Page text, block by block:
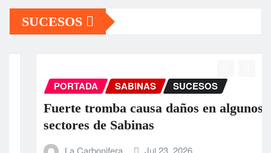
SUCESOS
PORTADA SABINAS SUCESOS
Fuerte tromba causa daños en algunos
sectores de Sabinas
La Carbonifera Jul 23, 2026